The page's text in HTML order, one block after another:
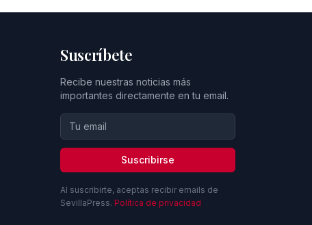
Suscríbete
Recibe nuestras noticias más
importantes directamente en tu email.
Suscribirse
Al suscribirte, aceptas recibir emails de
SevillaPress. Política de privacidad